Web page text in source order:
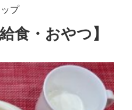
プ
食・おやつ】